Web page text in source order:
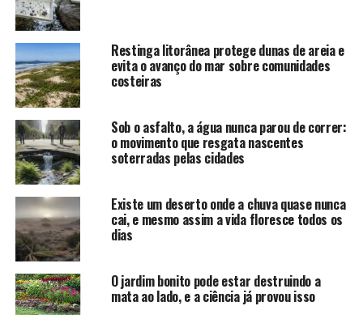
Restinga litorânea protege dunas de areia e
evita o avanço do mar sobre comunidades
costeiras
Sob o asfalto, a água nunca parou de correr:
o movimento que resgata nascentes
soterradas pelas cidades
Existe um deserto onde a chuva quase nunca
cai, e mesmo assim a vida floresce todos os
dias
O jardim bonito pode estar destruindo a
mata ao lado, e a ciência já provou isso